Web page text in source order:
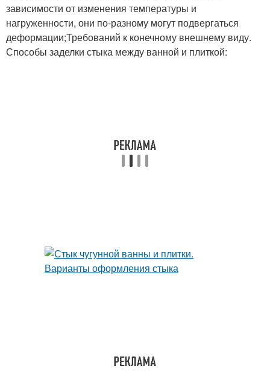
зависимости от изменения температуры и
нагруженности, они по-разному могут подвергаться
деформации;Требований к конечному внешнему виду.
Способы заделки стыка между ванной и плиткой: